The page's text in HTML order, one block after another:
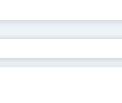
，完成点样式的设
项卡中，点击【绘图】面板中的【定
300，等分图形内侧边。 在【默认
的【直线】按钮，捕捉等分点绘制
，点击【实用工具】面板中的【点样
式】对话框，选择原始的点样式，点